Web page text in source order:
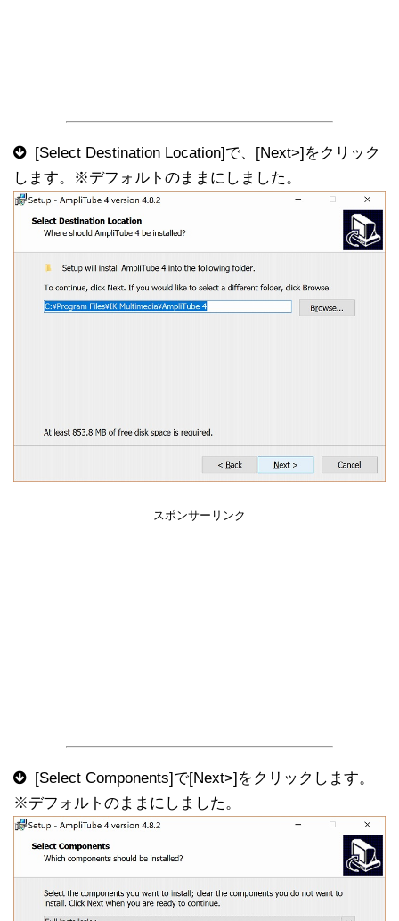
[Select Destination Location]で、[Next>]をクリック
します。※デフォルトのままにしました。
スポンサーリンク
[Select Components]で[Next>]をクリックします。
※デフォルトのままにしました。